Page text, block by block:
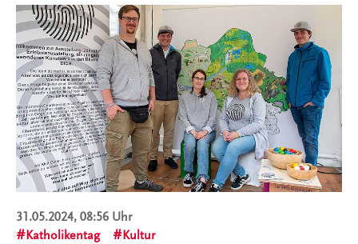
31.05.2024, 08:56 Uhr
Katholikentag
Kultur